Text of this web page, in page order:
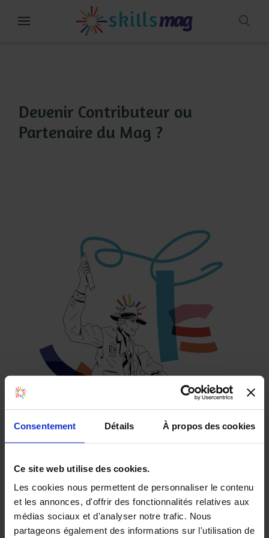
Consentement Détails À propos des cookies
Ce site web utilise des cookies.
Les cookies nous permettent de personnaliser le contenu
et les annonces, d'offrir des fonctionnalités relatives aux
médias sociaux et d'analyser notre trafic. Nous
partageons également des informations sur l'utilisation de
Devenir Contributeur ou
Partenaire du Mag ?
Vous souhaitez participer au contenu du Skills
Mag, le magazine en ligne dédié aux acteurs